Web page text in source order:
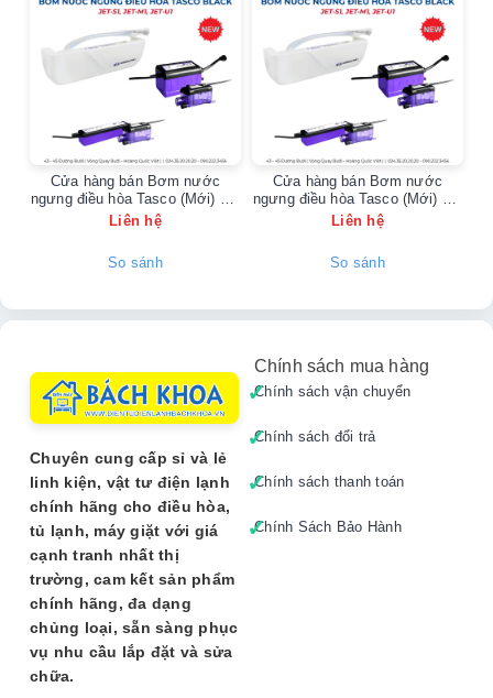
Bơm xử lý nước thải điều hòa VALUE M2là giải
pháp hiệu quả và thẩm mỹ để giải quyết vấn đề thoát
nước ngưng tụ từ các máy điều hòa không thể lắp đặt
đường ống thoát nước tự nhiên. Với thiết kế nhỏ gọn
và khả năng hoạt động êm ái, bơm VALUE M2 được
tin dùng tại nhiều hộ gia đình và văn phòng tại
**Đường Bưởi** và các khu vực lân cận.
---
VALUE M2
Thiết kế nhỏ gọn, hiện đại:
Dễ dàng lắp đặt âm
tường hoặc giấu kín, không làm ảnh hưởng đến
Hoạt động siêu êm:
Độ ồn cực thấp (chỉ khoảng
19dB) gần như không nghe thấy, lý tưởng cho
phòng ngủ, văn phòng, phòng khách.
Công suất mạnh mẽ:
độ cao ấn tượng, phù hợp cho nhiều vị trí lắp đặt
khác nhau.
Lắp đặt và bảo trì dễ dàng:
giúp việc lắp đặt và vệ sinh trở nên thuận tiện.
Cửa hàng bán Bơm nước
ngưng điều hòa Tasco (Mới) Tại
KĐT Đại Kim - 0902223456
Liên hệ
So sánh
Cửa hàng bán Bơm nước
ngưng điều hòa Tasco (Mới) Tại
KĐT Linh Đàm - 0902223456
Liên hệ
So sánh
Chuyên cung cấp sỉ và lẻ
linh kiện, vật tư điện lạnh
chính hãng cho điều hòa,
tủ lạnh, máy giặt với giá
cạnh tranh nhất thị
trường, cam kết sản phẩm
chính hãng, đa dạng
chủng loại, sẵn sàng phục
vụ nhu cầu lắp đặt và sửa
chữa.
Chính sách mua hàng
Chính sách vận chuyển
Chính sách đổi trả
Chính sách thanh toán
Chính Sách Bảo Hành